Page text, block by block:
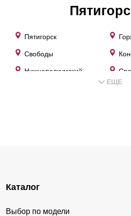
Пятигорск
Свободы
Нижнеподкумский
ЕЩЕ
Каталог
Выбор по модели